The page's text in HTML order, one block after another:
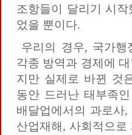
조항들이 달리기 시
었을 뿐이다.
우리의 경우, 국가행
각종 방역과 경제에
지만 실제로 바뀐 것
동안 드러난 태부족
배달업에서의 과로사
산업재해, 사회적으로